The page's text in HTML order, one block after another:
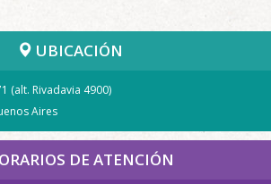
UBICACIÓN
(alt. Rivadavia 4900)
Aires
DE ATENCIÓN